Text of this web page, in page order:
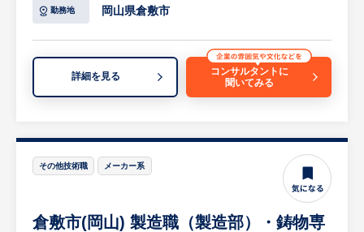
仕組みを構築していく裁量の大きさが魅力で
向に合わせたキャリア形成も可能です。
や、仕組化を推進して頂きたいと考えていま
携）
- 支払い・入金管理
◎総務業務
勤務地 岡山県倉敷市
詳細を見る
コンサルタントに
聞いてみる
その他技術職 メーカー系
倉敷市(岡山) 製造職（製造部）・鋳物専